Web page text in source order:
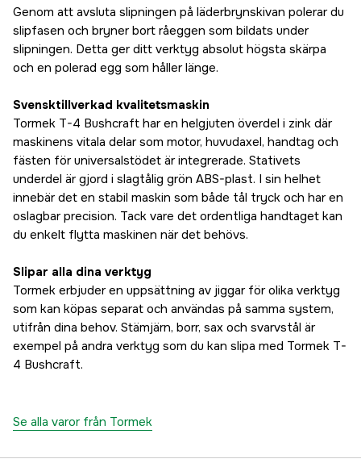
Genom att avsluta slipningen på läderbrynskivan polerar du
slipfasen och bryner bort råeggen som bildats under
slipningen. Detta ger ditt verktyg absolut högsta skärpa
och en polerad egg som håller länge.
Svensktillverkad kvalitetsmaskin
Tormek T-4 Bushcraft har en helgjuten överdel i zink där
maskinens vitala delar som motor, huvudaxel, handtag och
fästen för universalstödet är integrerade. Stativets
underdel är gjord i slagtålig grön ABS-plast. I sin helhet
innebär det en stabil maskin som både tål tryck och har en
oslagbar precision. Tack vare det ordentliga handtaget kan
du enkelt flytta maskinen när det behövs.
Slipar alla dina verktyg
Tormek erbjuder en uppsättning av jiggar för olika verktyg
som kan köpas separat och användas på samma system,
utifrån dina behov. Stämjärn, borr, sax och svarvstål är
exempel på andra verktyg som du kan slipa med Tormek T-
4 Bushcraft.
Se alla varor från Tormek